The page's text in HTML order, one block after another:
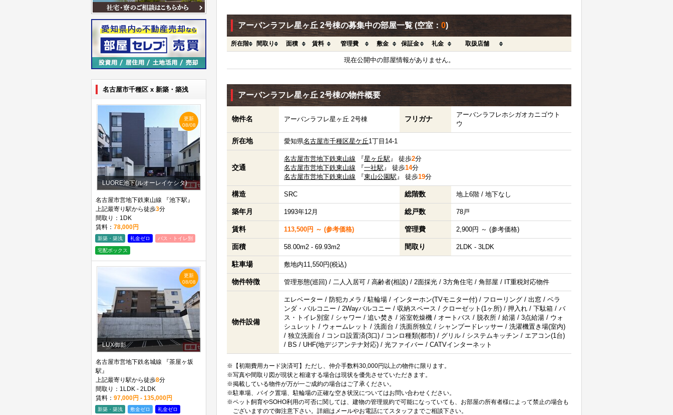
名古屋市千種区 x 新築・築浅
更新
08/08
LUORE池下(ルオーレイケシタ)
名古屋市営地下鉄東山線 『池下駅』
上記最寄り駅から徒歩3分
間取り：1DK
賃料： 78,000円
新築・築浅 礼金ゼロ バス・トイレ別
宅配ボックス
更新
08/08
LUX御影
名古屋市営地下鉄名城線 『茶屋ヶ坂
駅』
上記最寄り駅から徒歩8分
間取り：1LDK - 2LDK
賃料： 97,000円 - 135,000円
新築・築浅 敷金ゼロ 礼金ゼロ
アーバンラフレ星ヶ丘 2号棟の募集中の部屋一覧(空室： 0)
所在階 間取り 面積 賃料 管理費 敷金 保証金 礼金 取扱店舗
現在公開中の部屋情報がありません。
アーバンラフレ星ヶ丘 2号棟の物件概要
物件名 アーバンラフレ星ヶ丘 2号棟 フリガナ
アーバンラフレホシガオカニゴウト
ウ
所在地 愛知県名古屋市千種区星ケ丘1丁目14-1
交通
名古屋市営地下鉄東山線 『星ヶ丘駅』 徒歩2分
名古屋市営地下鉄東山線 『一社駅』 徒歩14分
名古屋市営地下鉄東山線 『東山公園駅』 徒歩19分
構造 SRC 総階数 地上6階 / 地下なし
築年月 1993年12月 総戸数 78戸
賃料 113,500円 ～ (参考価格) 管理費 2,900円 ～ (参考価格)
面積 58.00m2 - 69.93m2 間取り 2LDK - 3LDK
駐車場 敷地内11,550円(税込)
物件特徴 管理形態(巡回) / 二人入居可 / 高齢者(相談) / 2面採光 / 3方角住宅 / 角部屋 / IT重税対応物件
物件設備
エレベーター / 防犯カメラ / 駐輪場 / インターホン(TVモニター付) / フローリング / 出窓 / ベラ
ンダ・バルコニー / 2Wayバルコニー / 収納スペース / クローゼット(1ヶ所) / 押入れ / 下駄箱 / バ
ス・トイレ別室 / シャワー / 追い焚き / 浴室乾燥機 / オートバス / 脱衣所 / 給湯 / 3点給湯 / ウォ
シュレット / ウォームレット / 洗面台 / 洗面所独立 / シャンプードレッサー / 洗濯機置き場(室内)
/ 独立洗面台 / コンロ設置済(3口) / コンロ種類(都市) / グリル / システムキッチン / エアコン(1台)
/ BS / UHF(地デジアンテナ対応) / 光ファイバー / CATVインターネット
※【初期費用カード決済可】ただし、仲介手数料30,000円以上の物件に限ります。
※写真や間取り図が現状と相違する場合は現状を優先させていただきます。
※掲載している物件が万が一ご成約の場合はご了承ください。
※駐車場、バイク置場、駐輪場の正確な空き状況についてはお問い合わせください。
※ペット飼育やSOHO利用の可否に関しては、建物の管理規約で可能になっていても、お部屋の所有者様によって禁止の場合も
ございますので御注意下さい。詳細はメールやお電話にてスタッフまでご相談下さい。